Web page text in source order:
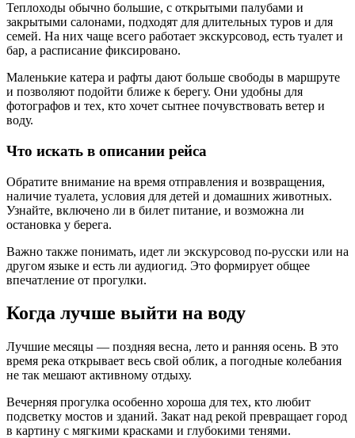
Теплоходы обычно большие, с открытыми палубами и
закрытыми салонами, подходят для длительных туров и для
семей. На них чаще всего работает экскурсовод, есть туалет и
бар, а расписание фиксировано.
Маленькие катера и рафты дают больше свободы в маршруте
и позволяют подойти ближе к берегу. Они удобны для
фотографов и тех, кто хочет сытнее почувствовать ветер и
воду.
Что искать в описании рейса
Обратите внимание на время отправления и возвращения,
наличие туалета, условия для детей и домашних животных.
Узнайте, включено ли в билет питание, и возможна ли
остановка у берега.
Важно также понимать, идет ли экскурсовод по-русски или на
другом языке и есть ли аудиогид. Это формирует общее
впечатление от прогулки.
Когда лучше выйти на воду
Лучшие месяцы — поздняя весна, лето и ранняя осень. В это
время река открывает весь свой облик, а погодные колебания
не так мешают активному отдыху.
Вечерняя прогулка особенно хороша для тех, кто любит
подсветку мостов и зданий. Закат над рекой превращает город
в картину с мягкими красками и глубокими тенями.